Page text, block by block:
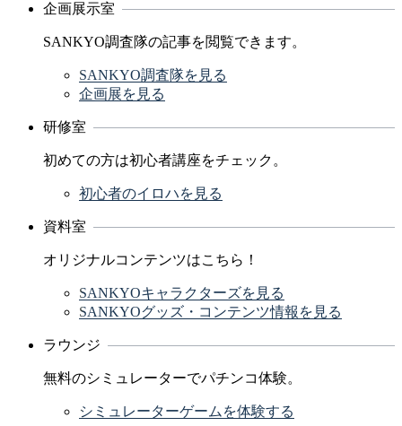
企画展示室
SANKYO調査隊の記事を閲覧できます。
SANKYO調査隊を見る
企画展を見る
研修室
初めての方は初心者講座をチェック。
初心者のイロハを見る
資料室
オリジナルコンテンツはこちら！
SANKYOキャラクターズを見る
SANKYOグッズ・コンテンツ情報を見る
ラウンジ
無料のシミュレーターでパチンコ体験。
シミュレーターゲームを体験する